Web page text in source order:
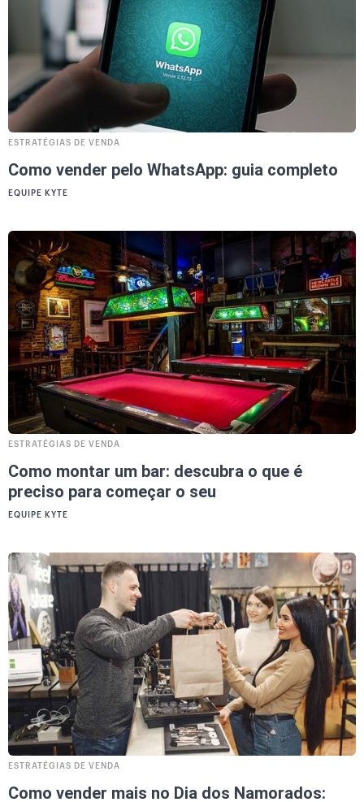
ESTRATÉGIAS DE VENDA
Como vender pelo WhatsApp: guia completo
EQUIPE KYTE
ESTRATÉGIAS DE VENDA
Como montar um bar: descubra o que é
preciso para começar o seu
EQUIPE KYTE
ESTRATÉGIAS DE VENDA
Como vender mais no Dia dos Namorados: